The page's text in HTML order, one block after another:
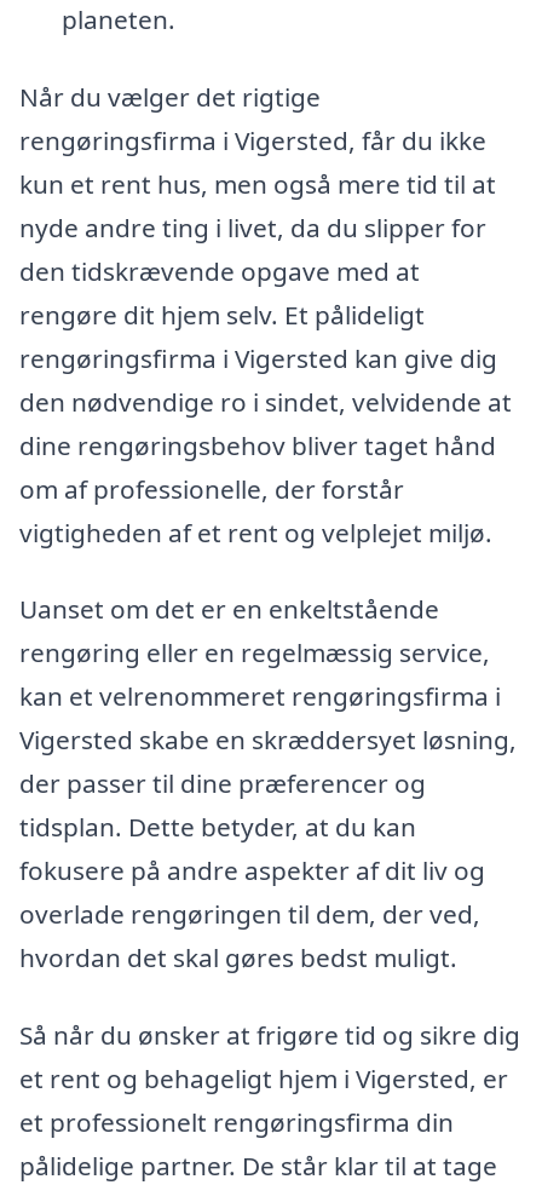
planeten.
Når du vælger det rigtige
rengøringsfirma i Vigersted, får du ikke
kun et rent hus, men også mere tid til at
nyde andre ting i livet, da du slipper for
den tidskrævende opgave med at
rengøre dit hjem selv. Et pålideligt
rengøringsfirma i Vigersted kan give dig
den nødvendige ro i sindet, velvidende at
dine rengøringsbehov bliver taget hånd
om af professionelle, der forstår
vigtigheden af et rent og velplejet miljø.
Uanset om det er en enkeltstående
rengøring eller en regelmæssig service,
kan et velrenommeret rengøringsfirma i
Vigersted skabe en skræddersyet løsning,
der passer til dine præferencer og
tidsplan. Dette betyder, at du kan
fokusere på andre aspekter af dit liv og
overlade rengøringen til dem, der ved,
hvordan det skal gøres bedst muligt.
Så når du ønsker at frigøre tid og sikre dig
et rent og behageligt hjem i Vigersted, er
et professionelt rengøringsfirma din
pålidelige partner. De står klar til at tage